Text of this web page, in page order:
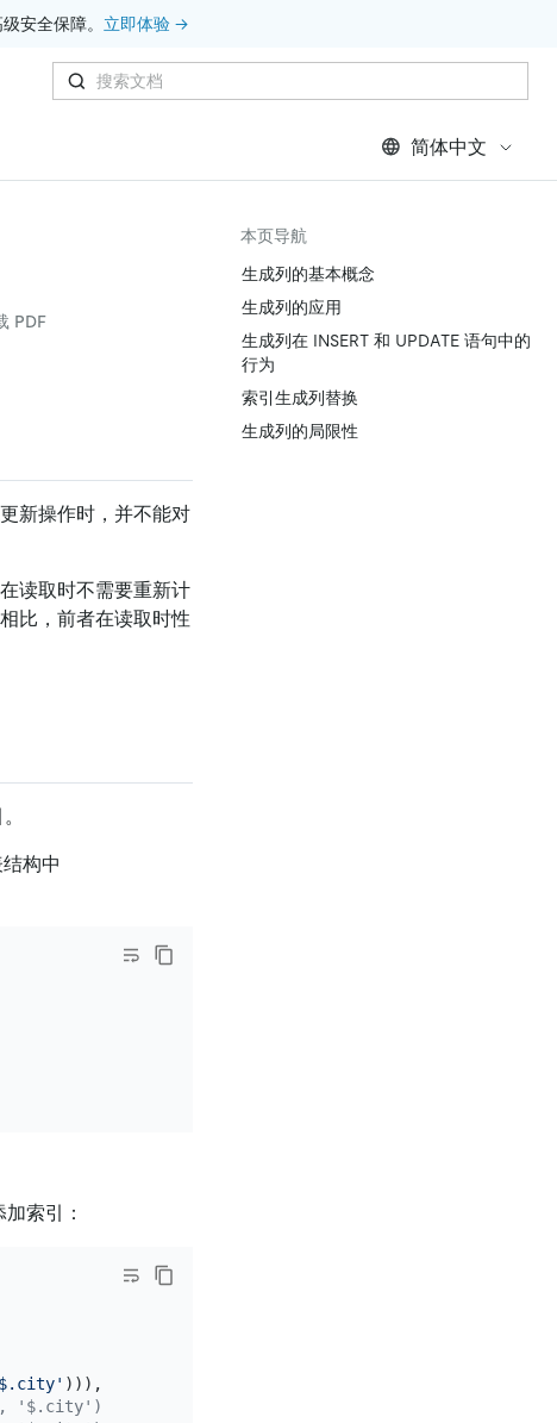
安全保障。 立即体验 →
简体中文
PDF
新操作时，并不能对
读取时不需要重新计
比，前者在读取时性
构中
索引：
))),
'$.city'))) VIRTUAL, -- 虚拟生成列
本页导航
生成列的基本概念
生成列的应用
生成列在 INSERT 和 UPDATE 语句中的
行为
索引生成列替换
生成列的局限性